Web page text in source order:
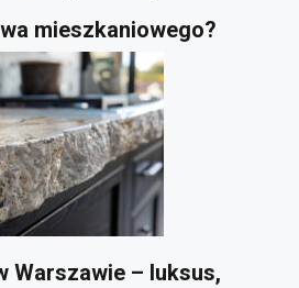
mieszkaniowego?
Warszawie – luksus,